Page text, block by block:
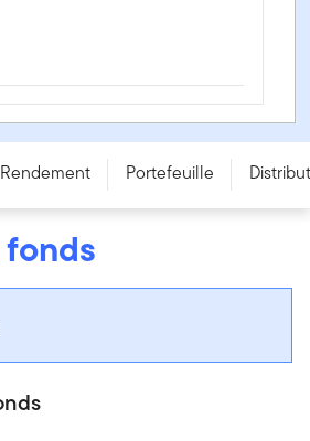
Franklin - FLUR
Rendement Portefeuille